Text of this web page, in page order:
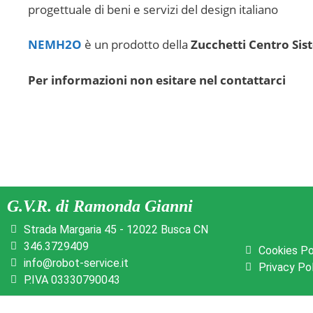
progettuale di beni e servizi del design italiano
NEMH2O è un prodotto della Zucchetti Centro
Per informazioni non esitare nel contattarci
G.V.R. di Ramonda Gianni
Strada Margaria 45 - 12022 Busca CN
346.3729409
info@robot-service.it
P.IVA 03330790043
Cookies
Privacy